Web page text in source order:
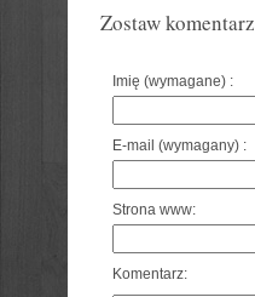
Zostaw komentarz
Imię (wymagane) :
E-mail (wymagany) :
Strona www:
Komentarz: